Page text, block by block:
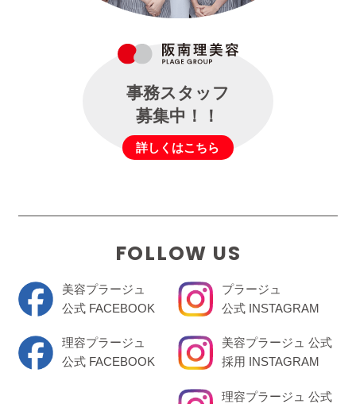
事務スタッフ
募集中！！
詳しくはこちら
FOLLOW US
美容プラージュ
公式 FACEBOOK
理容プラージュ
公式 FACEBOOK
プラージュ
公式 INSTAGRAM
美容プラージュ 公式
採用 INSTAGRAM
理容プラージュ 公式